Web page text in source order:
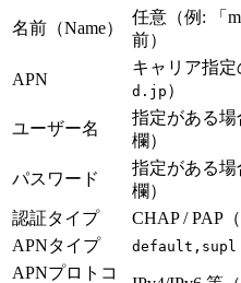
名前（Name）
任意（例: 「
前）
APN
キャリア指
d.jp ）
ユーザー名
指定がある
欄）
パスワード
指定がある
欄）
認証タイプ
CHAP / PAP
APNタイプ
default,supl
APNプロトコ